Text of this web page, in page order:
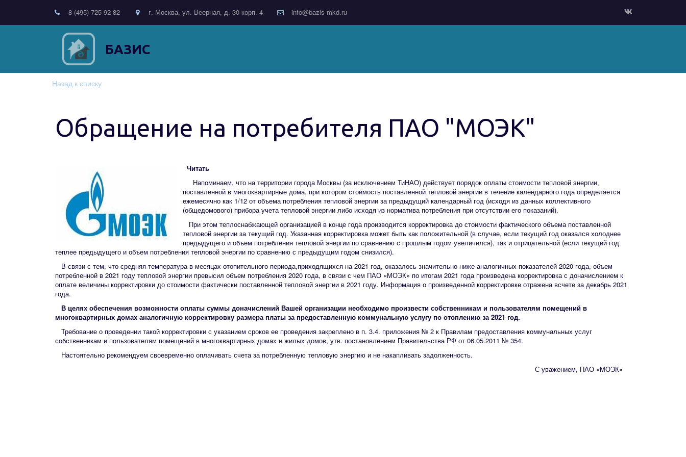
8 (495) 725-92-82 г. Москва, ул. Веерная, д. 30 корп. 4 info@bazis-mkd.ru
БАЗИС
Назад к списку
Обращение на потребителя ПАО "МОЭК"
Читать
Напоминаем, что на территории города Москвы (за исключением ТиНАО) действует порядок оплаты стоимости тепловой энергии,
поставленной в многоквартирные дома, при котором стоимость поставленной тепловой энергии в течение календарного года определяется
ежемесячно как 1/12 от объема потребления тепловой энергии за предыдущий календарный год (исходя из данных коллективного
(общедомового) прибора учета тепловой энергии либо исходя из норматива потребления при отсутствии его показаний).
При этом теплоснабжающей организацией в конце года производится корректировка до стоимости фактического объема поставленной
тепловой энергии за текущий год. Указанная корректировка может быть как положительной (в случае, если текущий год оказался холоднее
предыдущего и объем потребления тепловой энергии по сравнению с прошлым годом увеличился), так и отрицательной (если текущий год
теплее предыдущего и объем потребления тепловой энергии по сравнению с предыдущим годом снизился).
В связи с тем, что средняя температура в месяцах отопительного периода,приходящихся на 2021 год, оказалось значительно ниже аналогичных показателей 2020 года, объем
потребленной в 2021 году тепловой энергии превысил объем потребления 2020 года, в связи с чем ПАО «МОЭК» по итогам 2021 года произведена корректировка с доначислением к
оплате величины корректировки до стоимости фактически поставленной тепловой энергии в 2021 году. Информация о произведенной корректировке отражена всчете за декабрь 2021
года.
В целях обеспечения возможности оплаты суммы доначислений Вашей организации необходимо произвести собственникам и пользователям помещений в
многоквартирных домах аналогичную корректировку размера платы за предоставленную коммунальную услугу по отоплению за 2021 год.
Требование о проведении такой корректировки с указанием сроков ее проведения закреплено в п. 3.4. приложения № 2 к Правилам предоставления коммунальных услуг
собственникам и пользователям помещений в многоквартирных домах и жилых домов, утв. постановлением Правительства РФ от 06.05.2011 № 354.
Настоятельно рекомендуем своевременно оплачивать счета за потребленную тепловую энергию и не накапливать задолженность.
С уважением, ПАО «МОЭК»